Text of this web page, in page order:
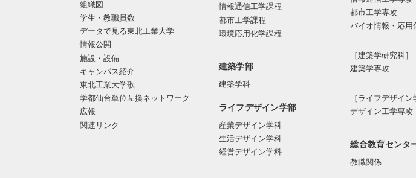
組織図
学生・教職員数
データで見る東北工業大学
情報公開
施設・設備
キャンパス紹介
東北工業大学歌
学都仙台単位互換ネットワーク
広報
関連リンク
情報通信工学課程
都市工学課程
環境応用化学課程
建築学部
建築学科
ライフデザイン学部
産業デザイン学科
生活デザイン学科
経営デザイン学科
都市⼯学専攻
バイオ情報・応⽤
［建築学研究科］
建築学専攻
［ライフデザイン
デザイン工学専攻
総合教育センタ
教職関係